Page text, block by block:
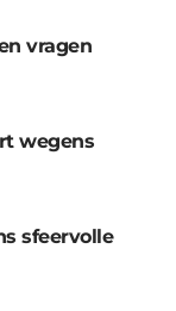
vragen
wegens
sfeervolle